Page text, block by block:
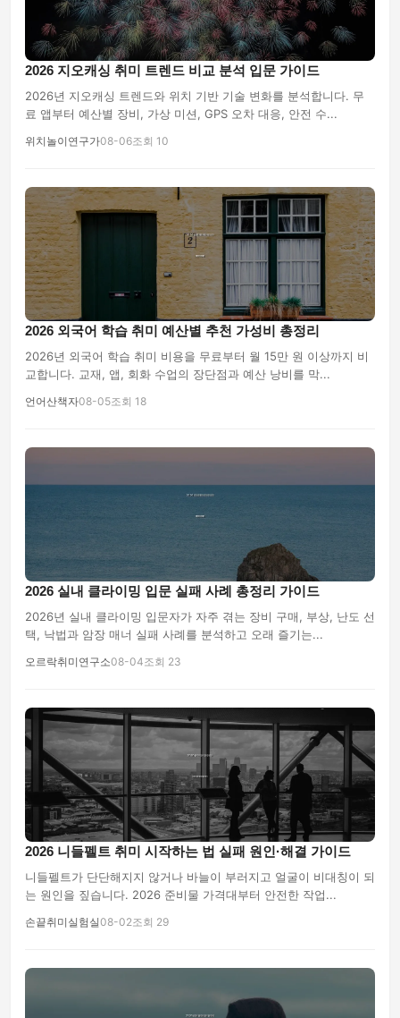
2026 지오캐싱 취미 트렌드 비교 분석 입문 가이드
2026년 지오캐싱 트렌드와 위치 기반 기술 변화를 분석합니다. 무
료 앱부터 예산별 장비, 가상 미션, GPS 오차 대응, 안전 수...
위치놀이연구가08-06조회 10
2026 외국어 학습 취미 예산별 추천 가성비 총정리
2026년 외국어 학습 취미 비용을 무료부터 월 15만 원 이상까지 비
교합니다. 교재, 앱, 회화 수업의 장단점과 예산 낭비를 막...
언어산책자08-05조회 18
2026 실내 클라이밍 입문 실패 사례 총정리 가이드
2026년 실내 클라이밍 입문자가 자주 겪는 장비 구매, 부상, 난도 선
택, 낙법과 암장 매너 실패 사례를 분석하고 오래 즐기는...
오르락취미연구소08-04조회 23
2026 니들펠트 취미 시작하는 법 실패 원인·해결 가이드
니들펠트가 단단해지지 않거나 바늘이 부러지고 얼굴이 비대칭이 되
는 원인을 짚습니다. 2026 준비물 가격대부터 안전한 작업...
손끝취미실험실08-02조회 29